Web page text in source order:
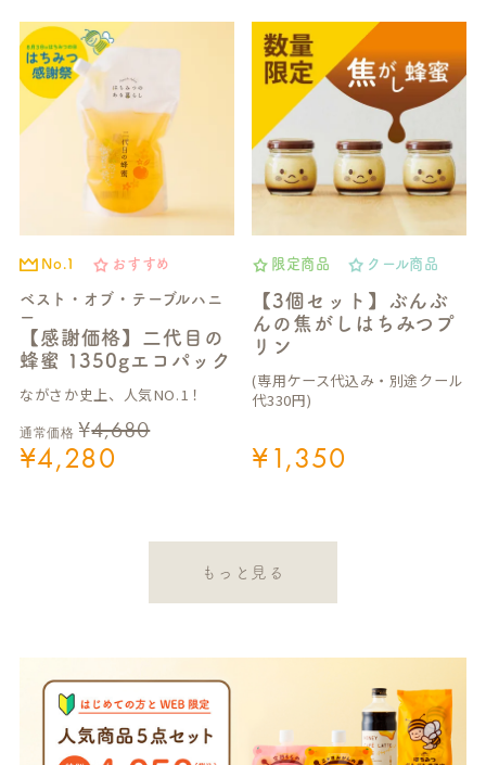
No.1 おすすめ
ベスト・オブ・テーブルハニ
ー
【感謝価格】二代目の
蜂蜜 1350gエコパック
ながさか史上、人気NO.1！
通常価格 ¥4,680
¥4,280
限定商品 クール商品
【3個セット】ぶんぶ
んの焦がしはちみつプ
リン
(専用ケース代込み・別途クール
代330円)
¥1,350
もっと見る